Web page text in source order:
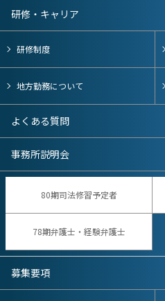
研修・キャリア
研修制度
地方勤務について
よくある質問
事務所説明会
80期司法修習予定者
78期弁護士・経験弁護士
募集要項